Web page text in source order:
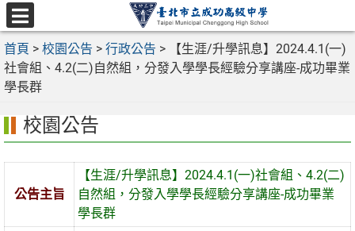
跳
至
主
要
內
選
單
首頁 > 校園公告 > 行政公告 >
【生涯/升學訊息】2024.4.1(一)
社會組、4.2(二)自然組，分發入學學長經驗分享講座-成功畢業
學長群
校園公告
公告主旨
【生涯/升學訊息】2024.4.1(一)社會組、4.2(二)
自然組，分發入學學長經驗分享講座-成功畢業
學長群